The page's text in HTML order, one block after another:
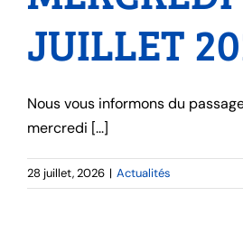
JUILLET
Nous vous informons du
mercredi [...]
28 juillet, 2026 | Actualités